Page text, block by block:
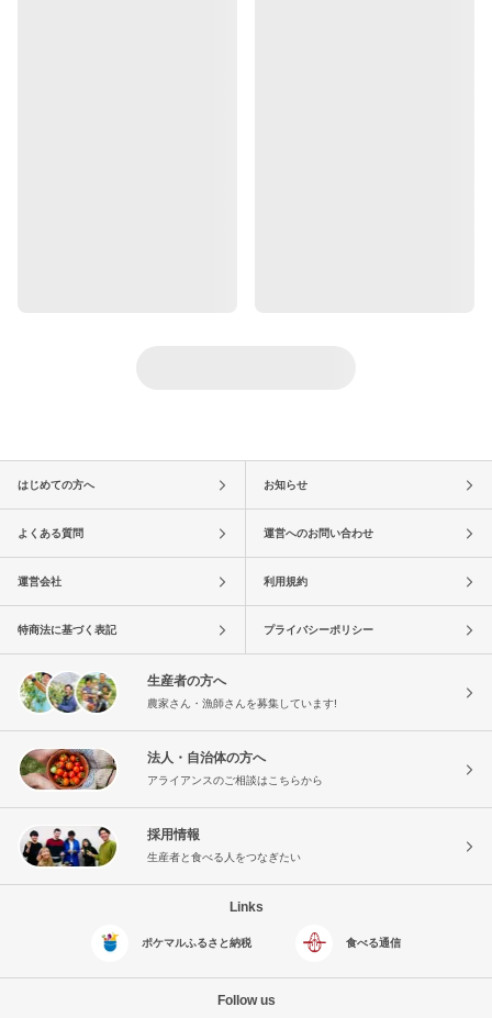
はじめての方へ お知らせ
よくある質問 運営へのお問い合わせ
運営会社 利用規約
特商法に基づく表記 プライバシーポリシー
生産者の方へ
農家さん・漁師さんを募集しています!
法人・自治体の方へ
アライアンスのご相談はこちらから
採用情報
生産者と食べる人をつなぎたい
Links
ポケマルふるさと納税 食べる通信
Follow us